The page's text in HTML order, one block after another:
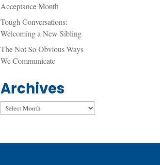
Acceptance Month
Tough Conversations:
Welcoming a New Sibling
The Not So Obvious Ways
We Communicate
Archives
Archives